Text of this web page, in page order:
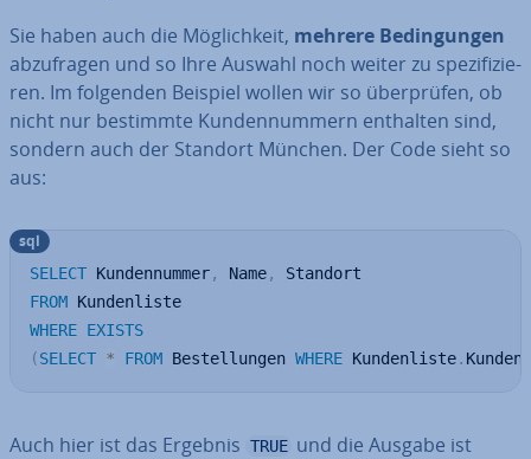
Sie haben auch die Mög­lich­keit, mehrere Be­din­gun­gen
ab­zu­fra­gen und so Ihre Auswahl noch weiter zu spe­zi­fi­zie­
ren. Im folgenden Beispiel wollen wir so über­prü­fen, ob
nicht nur bestimmte Kun­den­num­mern enthalten sind,
sondern auch der Standort München. Der Code sieht so
aus:
SELECT Kundennummer, Name,
FROM
WHERE EXISTS
(SELECT * FROM Bestellungen WHERE Kundenliste.
sql
Auch hier ist das Ergebnis TRUE und die Ausgabe ist